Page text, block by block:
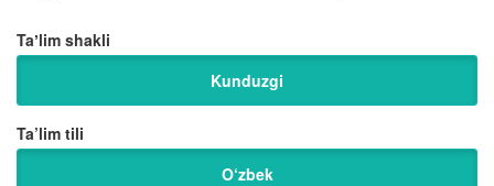
Taʼlim shakli
Kunduzgi
Ta’lim tili
O‘zbek